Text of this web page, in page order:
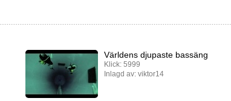
Världens djupaste bassäng
Klick: 5999
Inlagd av: viktor14